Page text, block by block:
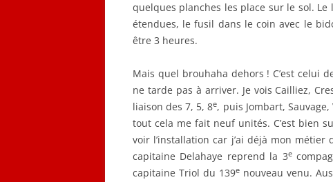
quelques planches les place sur le sol.
étendues, le fusil dans le coin avec le
être 3 heures.
Mais quel brouhaha dehors ! C’est celui
ne tarde pas à arriver. Je vois Cailliez,
liaison des 7, 5, 8e, puis Jombart,
tout cela me fait neuf unités. C’est bien
voir l’installation car j’ai déjà mon
capitaine Delahaye reprend la 3e
capitaine Triol du 139e nouveau venu.